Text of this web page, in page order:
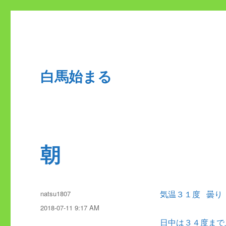
白馬始まる
朝
気温３１度 曇り
日中は３４度ま
投
稿
natsu1807
投
2018-07-11 9:17 AM